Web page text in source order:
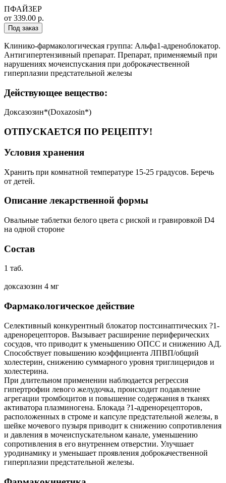
ПФАЙЗЕР
от 339.00 р.
Под заказ
Клинико-фармакологическая группа: Альфа1-адреноблокатор.
Антигипертензивный препарат. Препарат, применяемый при
нарушениях мочеиспускания при доброкачественной
гиперплазии предстательной железы
Действующее вещество:
Доксазозин*(Doxazosin*)
ОТПУСКАЕТСЯ ПО РЕЦЕПТУ!
Условия хранения
Хранить при комнатной температуре 15-25 градусов. Беречь
от детей.
Описание лекарственной формы
Овальные таблетки белого цвета с риской и гравировкой D4
на одной стороне
Состав
1 таб.
доксазозин 4 мг
Фармакологическое действие
Селективный конкурентный блокатор постсинаптических ?1-
адренорецепторов. Вызывает расширение периферических
сосудов, что приводит к уменьшению ОПСС и снижению АД.
Способствует повышению коэффициента ЛПВП/общий
холестерин, снижению суммарного уровня триглицеридов и
холестерина.
При длительном применении наблюдается регрессия
гипертрофии левого желудочка, происходит подавление
агрегации тромбоцитов и повышение содержания в тканях
активатора плазминогена. Блокада ?1-адренорецепторов,
расположенных в строме и капсуле предстательной железы, в
шейке мочевого пузыря приводит к снижению сопротивления
и давления в мочеиспускательном канале, уменьшению
сопротивления в его внутреннем отверстии. Улучшает
уродинамику и уменьшает проявления доброкачественной
гиперплазии предстательной железы.